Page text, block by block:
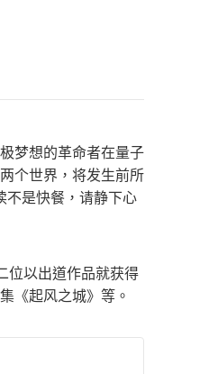
梦想的革命者在量子
个世界，将发生前所
不是快餐，请静下心
位以出道作品就获得
《起风之城》等。